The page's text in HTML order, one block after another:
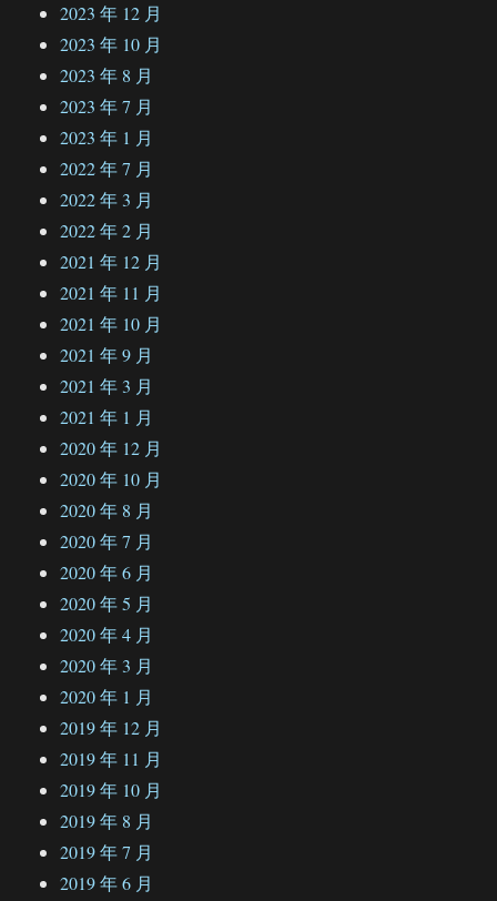
2023 年 12 月
2023 年 10 月
2023 年 8 月
2023 年 7 月
2023 年 1 月
2022 年 7 月
2022 年 3 月
2022 年 2 月
2021 年 12 月
2021 年 11 月
2021 年 10 月
2021 年 9 月
2021 年 3 月
2021 年 1 月
2020 年 12 月
2020 年 10 月
2020 年 8 月
2020 年 7 月
2020 年 6 月
2020 年 5 月
2020 年 4 月
2020 年 3 月
2020 年 1 月
2019 年 12 月
2019 年 11 月
2019 年 10 月
2019 年 8 月
2019 年 7 月
2019 年 6 月